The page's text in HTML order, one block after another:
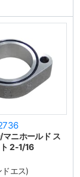
ニホールド ス
2-1/16
ドエス)